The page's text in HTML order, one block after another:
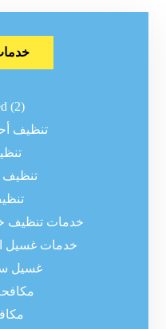
(2)
تنظيف
خدمات تنظيف
خدمات غسيل
غسيل